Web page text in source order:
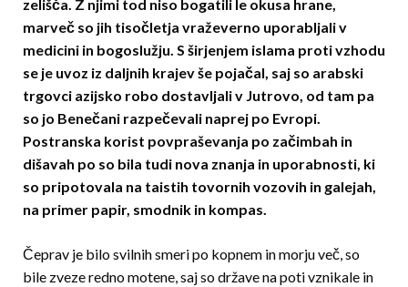
zelišča. Z njimi tod niso bogatili le okusa hrane,
marveč so jih tisočletja vraževerno uporabljali v
medicini in bogoslužju. S širjenjem islama proti vzhodu
se je uvoz iz daljnih krajev še pojačal, saj so arabski
trgovci azijsko robo dostavljali v Jutrovo, od tam pa
so jo Benečani razpečevali naprej po Evropi.
Postranska korist povpraševanja po začimbah in
dišavah po so bila tudi nova znanja in uporabnosti, ki
so pripotovala na taistih tovornih vozovih in galejah,
na primer papir, smodnik in kompas.
Čeprav je bilo svilnih smeri po kopnem in morju več, so
bile zveze redno motene, saj so države na poti vznikale in